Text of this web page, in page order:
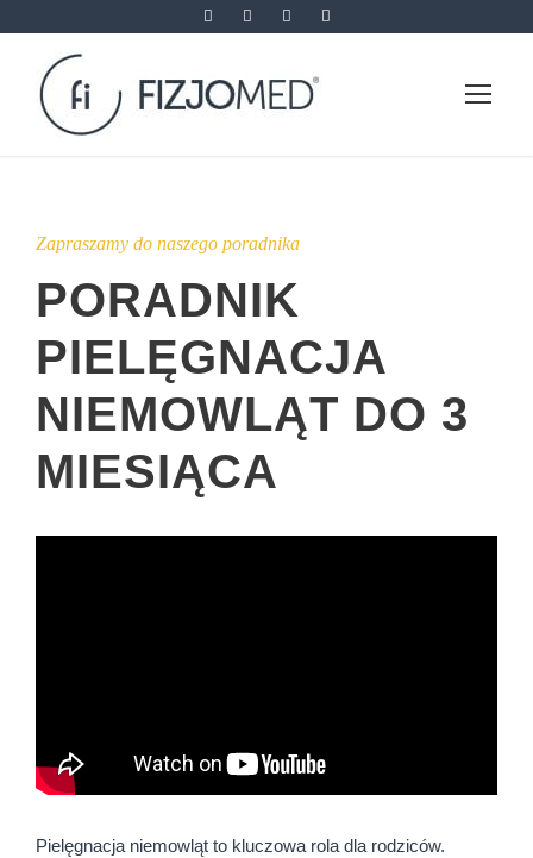
Zapraszamy do naszego poradnika
PORADNIK
PIELĘGNACJA
NIEMOWLĄT DO 3
MIESIĄCA
Pielęgnacja niemowląt to kluczowa rola dla rodziców.